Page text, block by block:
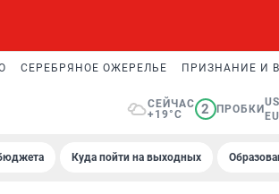
СЕРЕБРЯНОЕ ОЖЕРЕЛЬЕ ПРИЗНАНИЕ И
СЕЙЧАС
+19°C
2 ПРОБКИ
Куда пойти на выходных